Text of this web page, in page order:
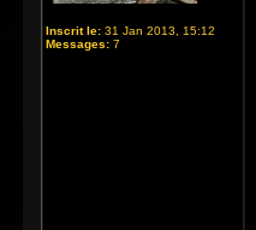
Inscrit le: 31 Jan 2013, 15:12
Messages: 7